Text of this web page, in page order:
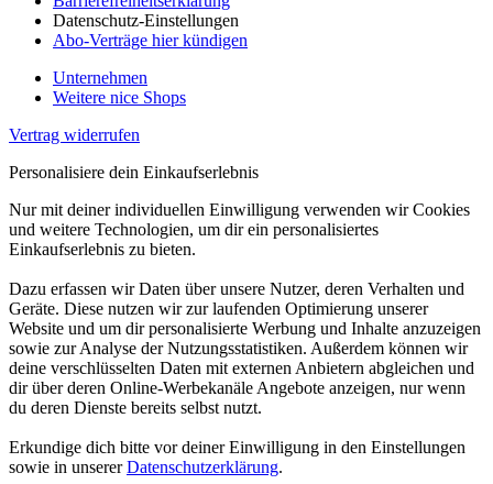
Datenschutz-Einstellungen
Abo-Verträge hier kündigen
Unternehmen
Weitere nice Shops
Vertrag widerrufen
Personalisiere dein Einkaufserlebnis
Nur mit deiner individuellen Einwilligung verwenden wir Cookies
und weitere Technologien, um dir ein personalisiertes
Einkaufserlebnis zu bieten.
Dazu erfassen wir Daten über unsere Nutzer, deren Verhalten und
Geräte. Diese nutzen wir zur laufenden Optimierung unserer
Website und um dir personalisierte Werbung und Inhalte anzuzeigen
sowie zur Analyse der Nutzungsstatistiken. Außerdem können wir
deine verschlüsselten Daten mit externen Anbietern abgleichen und
dir über deren Online-Werbekanäle Angebote anzeigen, nur wenn
du deren Dienste bereits selbst nutzt.
Erkundige dich bitte vor deiner Einwilligung in den Einstellungen
sowie in unsererDatenschutzerklärung.